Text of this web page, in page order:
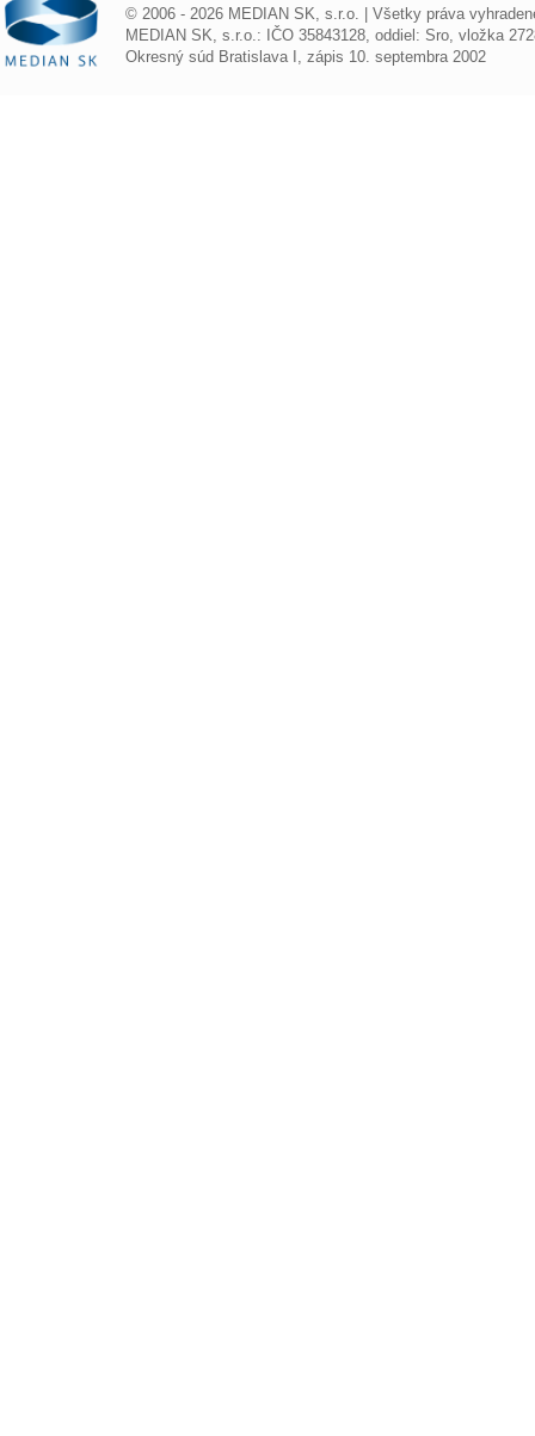
© 2006 - 2026 MEDIAN SK, s.r.o. | Všetky práva
MEDIAN SK, s.r.o.: IČO 35843128, oddiel: Sro, vložka
Okresný súd Bratislava I, zápis 10. septembra 2002